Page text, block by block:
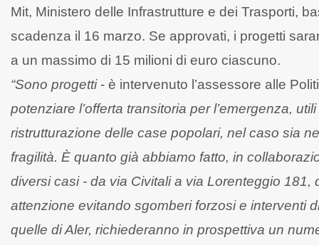
Mit, Ministero delle Infrastrutture e dei Trasporti,
scadenza il 16 marzo. Se approvati, i progetti
a un massimo di 15 milioni di euro ciascuno.
“Sono progetti- è intervenuto l’assessore alle
potenziare l’offerta transitoria per l’emergenza,
ristrutturazione delle case popolari, nel caso sia
fragilità. È quanto già abbiamo fatto, in
diversi casi - da via Civitali a via Lorenteggio
attenzione evitando sgomberi forzosi e interventi
quelle di Aler, richiederanno in prospettiva un